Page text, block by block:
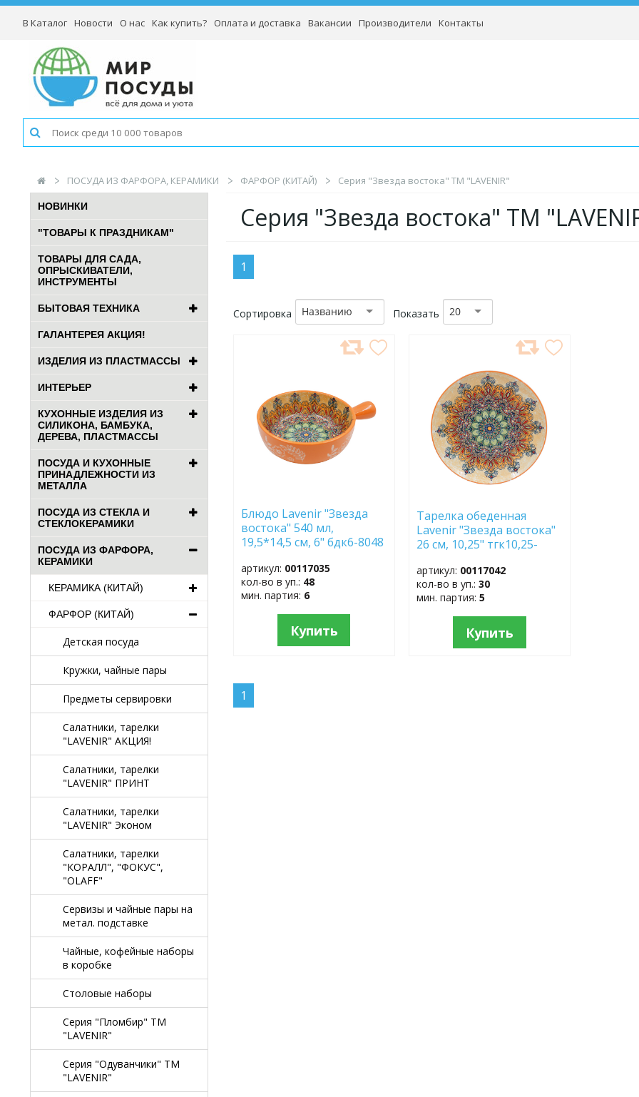
В Каталог Новости О нас Как купить? Оплата и доставка Вакансии Производители Контакты
ПОСУДА ИЗ ФАРФОРА, КЕРАМИКИ ФАРФОР (КИТАЙ) Серия "Звезда востока" TM "LAVENIR"
НОВИНКИ
"ТОВАРЫ К ПРАЗДНИКАМ"
ТОВАРЫ ДЛЯ САДА,
ОПРЫСКИВАТЕЛИ,
ИНСТРУМЕНТЫ
БЫТОВАЯ ТЕХНИКА
ГАЛАНТЕРЕЯ АКЦИЯ!
ИЗДЕЛИЯ ИЗ ПЛАСТМАССЫ
ИНТЕРЬЕР
КУХОННЫЕ ИЗДЕЛИЯ ИЗ
СИЛИКОНА, БАМБУКА,
ДЕРЕВА, ПЛАСТМАССЫ
ПОСУДА И КУХОННЫЕ
ПРИНАДЛЕЖНОСТИ ИЗ
МЕТАЛЛА
ПОСУДА ИЗ СТЕКЛА И
СТЕКЛОКЕРАМИКИ
ПОСУДА ИЗ ФАРФОРА,
КЕРАМИКИ
КЕРАМИКА (КИТАЙ)
ФАРФОР (КИТАЙ)
Детская посуда
Кружки, чайные пары
Предметы сервировки
Салатники, тарелки
"LAVENIR" АКЦИЯ!
Салатники, тарелки
"LAVENIR" ПРИНТ
Салатники, тарелки
"LAVENIR" Эконом
Салатники, тарелки
"КОРАЛЛ", "ФОКУС",
"OLAFF"
Сервизы и чайные пары на
метал. подставке
Чайные, кофейные наборы
в коробке
Столовые наборы
Серия "Пломбир" TM
"LAVENIR"
Серия "Одуванчики" TM
"LAVENIR"
Серия "Звезда востока" TM
1
Сортировка Названию Показать 20
Блюдо Lavenir "Звезда
востока" 540 мл,
19,5*14,5 см, 6" бдк6-8048
артикул: 00117035
кол-во в уп.: 48
мин. партия: 6
Купить
ИЗБРАННОЕ
Тарелка обеденная
Lavenir "Звезда востока"
26 см, 10,25" тгк10,25-
артикул: 00117042
кол-во в уп.:30
мин. партия:5
Купить
1